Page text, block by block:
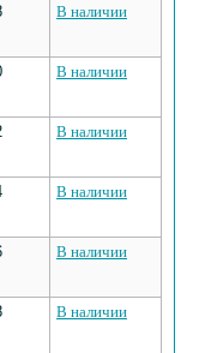
В наличии
В наличии
В наличии
В наличии
В наличии
В наличии